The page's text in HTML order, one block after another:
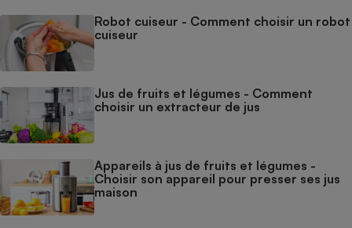
Robot cuiseur - Comment choisir un robot
cuiseur
Jus de fruits et légumes - Comment
choisir un extracteur de jus
Appareils à jus de fruits et légumes -
Choisir son appareil pour presser ses jus
maison